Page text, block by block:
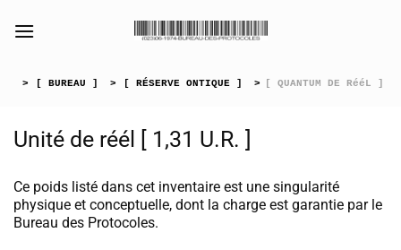
> [ BUREAU ] > [ RÉSERVE ONTIQUE ] > [ QUANTUM DE RééL ]
[collection_vibrance_galerie]
Unité de réél [ 1,31 U.R. ]
Ce poids listé dans cet inventaire est une singularité
physique et conceptuelle, dont la charge est garantie par le
Bureau des Protocoles.